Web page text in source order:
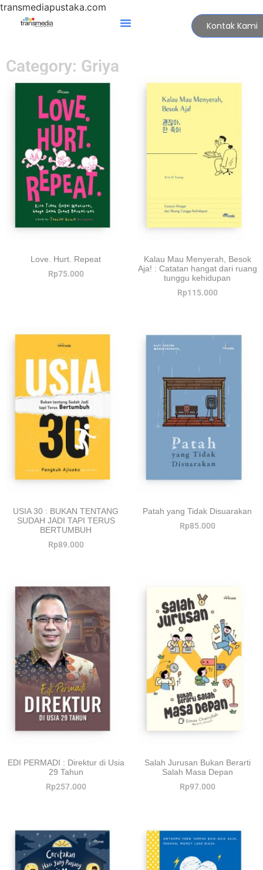
transmediapustaka.com
Kontak Kami
Category: Griya
Love. Hurt. Repeat
Rp75.000
Kalau Mau Menyerah, Besok
Aja! : Catatan hangat dari ruang
tunggu kehidupan
Rp115.000
USIA 30 : BUKAN TENTANG
SUDAH JADI TAPI TERUS
BERTUMBUH
Rp89.000
Patah yang Tidak Disuarakan
Rp85.000
EDI PERMADI : Direktur di Usia
29 Tahun
Rp257.000
Salah Jurusan Bukan Berarti
Salah Masa Depan
Rp97.000